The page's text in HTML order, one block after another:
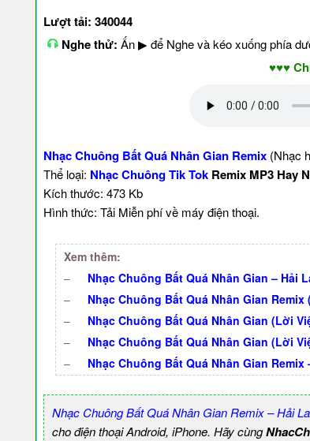
Lượt tải: 340044
Nghe thử: Ấn ▶ để Nghe và kéo xuống phía
♥♥♥ Chúc Bạn
Nhạc Chuông Bất Quá Nhân Gian Remix (Nhạc
Thể loại: Nhạc Chuông Tik Tok Remix MP3 Hay
Kích thước: 473 Kb
Hình thức: Tải Miễn phí về máy điện thoại.
Xem thêm:
–
Nhạc Chuông Bất Quá Nhân Gian – Hải
–
Nhạc Chuông Bất Quá Nhân Gian
–
Nhạc Chuông Bất Quá Nhân Gian (Lời
–
Nhạc Chuông Bất Quá Nhân Gian (Lời
–
Nhạc Chuông Bất Quá Nhân Gian
Nhạc Chuông Bất Quá Nhân Gian Remix – Hải
cho điện thoại Android, iPhone. Hãy cùng